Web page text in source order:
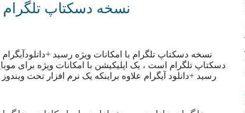
نسخه دسکتاپ تلگرام
نسخه دسکتاپ تلگرام با امکانات ویژه رسید
دسکتاپ تلگرام است ، یک اپلیکیشن با امکانات ویژه برای
رسید +دانلود آیگرام علاوه براینکه یک نرم افزار تحت